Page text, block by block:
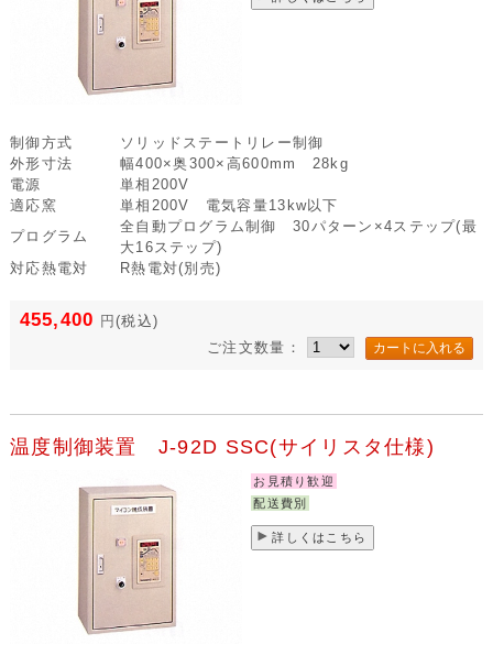
制御方式
ソリッドステートリレー制御
外形寸法
幅400×奥300×高600mm 28kg
電源
単相200V
適応窯
単相200V 電気容量13kw以下
プログラム
全自動プログラム制御 30パターン×4ステップ(最
大16ステップ)
対応熱電対
R熱電対(別売)
455,400 円(税込)
ご注文数量：
温度制御装置 J-92D SSC(サイリスタ仕様)
お見積り歓迎
配送費別
詳しくはこちら